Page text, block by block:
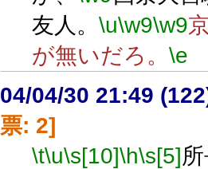
友人。 \u\w9\w9
が無いだろ。 \e
04/04/30 21:49
票: 2]
\t\u\s[10]\h\s[5]